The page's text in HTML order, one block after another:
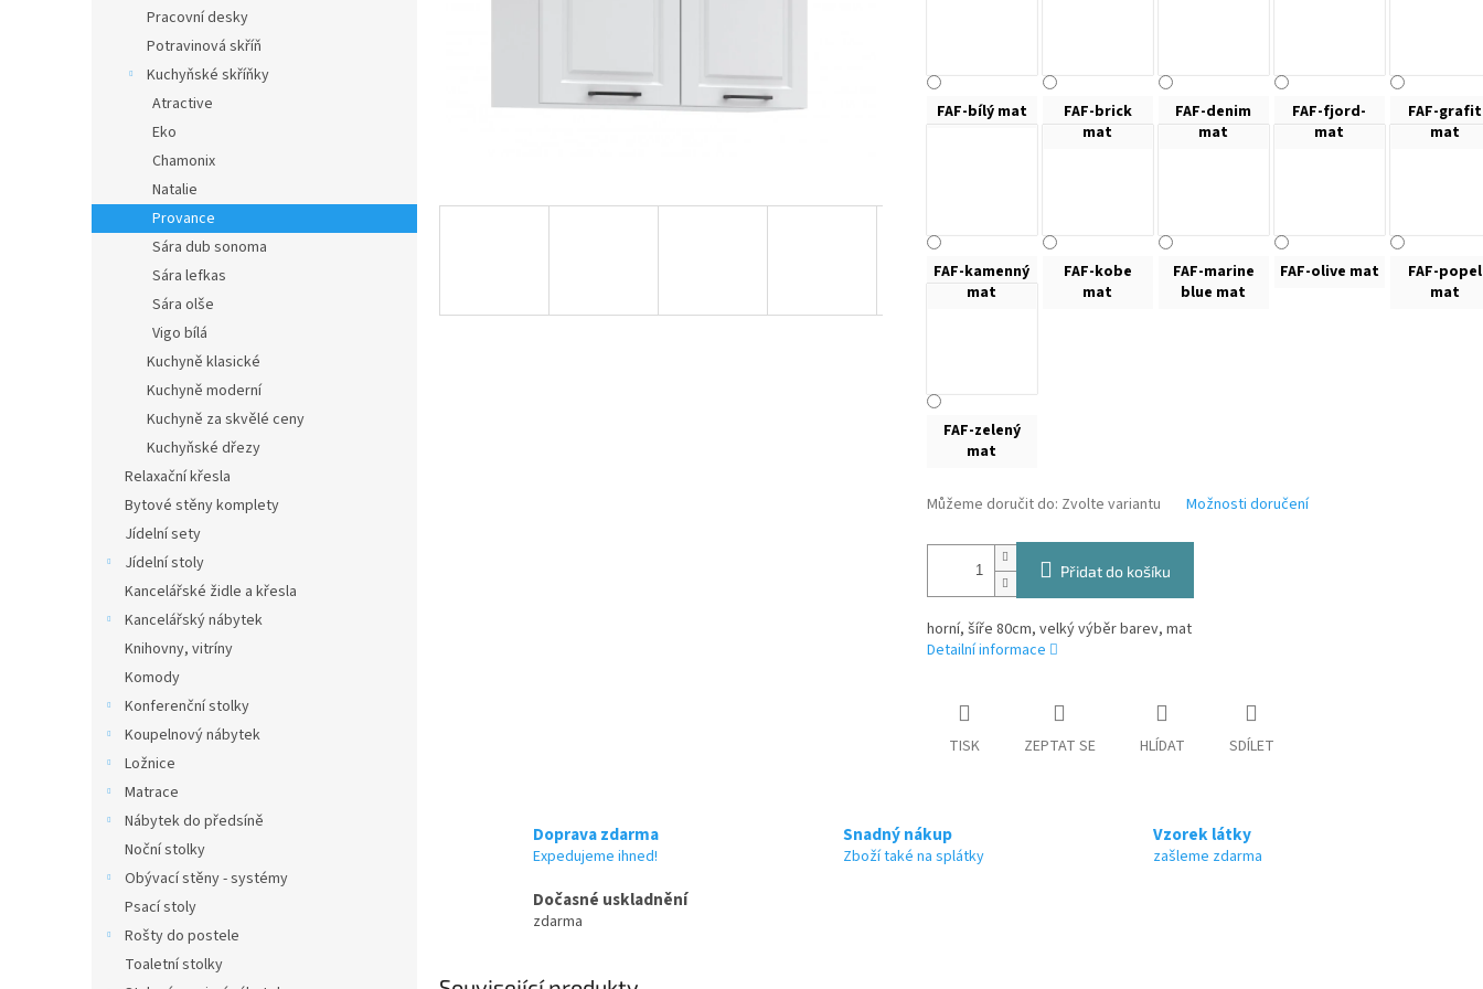
Pracovní desky
Potravinová skříň
Kuchyňské skříňky
Atractive
Eko
Chamonix
Natalie
Provance
Sára dub sonoma
Sára lefkas
Sára olše
Vigo bílá
Kuchyně klasické
Kuchyně moderní
Kuchyně za skvělé ceny
Kuchyňské dřezy
Relaxační křesla
Bytové stěny komplety
Jídelní sety
Jídelní stoly
Kancelářské židle a křesla
Kancelářský nábytek
Knihovny, vitríny
Komody
Konferenční stolky
Koupelnový nábytek
Ložnice
Matrace
Nábytek do předsíně
Noční stolky
Obývací stěny - systémy
Psací stoly
Rošty do postele
Toaletní stolky
FAF-bílý mat
FAF-brick
mat
FAF-denim
mat
FAF-fjord-
mat
FAF-grafit
mat
FAF-kamenný
mat
FAF-kobe
mat
FAF-marine
blue mat
FAF-olive mat
FAF-popel
mat
FAF-zelený
mat
Můžeme doručit do: Zvolte variantu Možnosti doručení
Přidat do košíku
horní, šíře 80cm, velký výběr barev, mat
Detailní informace
TISK ZEPTAT SE HLÍDAT SDÍLET
Doprava zdarma
Expedujeme ihned!
Snadný nákup
Zboží také na splátky
Vzorek látky
zašleme zdarma
Dočasné uskladnění
zdarma